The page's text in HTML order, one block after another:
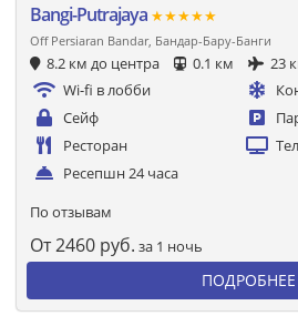
Bangi-Putrajaya ★★★★★
Off Persiaran Bandar, Бандар-Бару-Банги
8.2 км до центра 0.1 км
23
Wi-fi в лобби
Сейф
Ресторан
Ресепшн 24 часа
По отзывам
От2460 руб. за 1 ночь
ПОДРОБНЕЕ